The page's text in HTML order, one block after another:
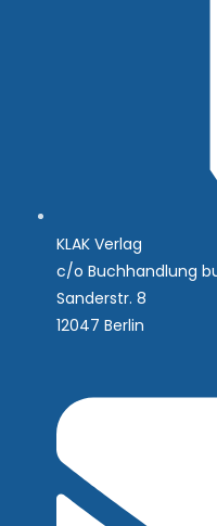
KLAK Verlag
c/o Buchhandlung
Sanderstr. 8
12047 Berlin